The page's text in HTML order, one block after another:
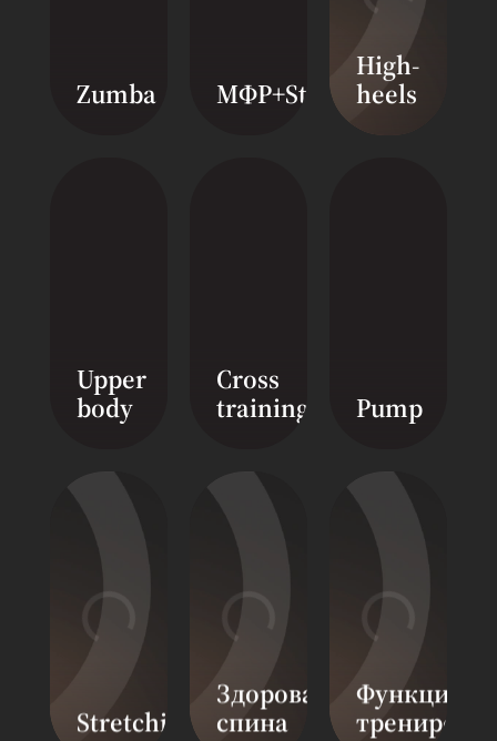
Zumba МФР+Stretching
High-
heels
Upper
body
Cross
training Pump
Stretching
Здоровая
спина тренировка